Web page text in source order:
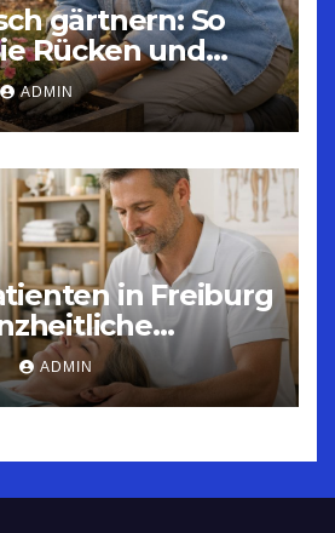
gärtnern: So
Rücken und
ADMIN
in Freiburg
vertrauen – Ein
die Kulissen
ADMIN